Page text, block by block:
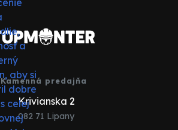
Kamenná predajňa
Krivianska 2
082 71 Lipany